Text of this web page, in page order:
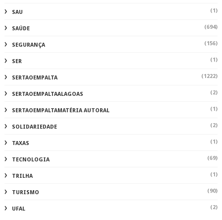
SAU (1)
SAÚDE (694)
SEGURANÇA (156)
SER (1)
SERTAOEMPALTA (1222)
SERTAOEMPALTAALAGOAS (2)
SERTAOEMPALTAMATÉRIA AUTORAL (1)
SOLIDARIEDADE (2)
TAXAS (1)
TECNOLOGIA (69)
TRILHA (1)
TURISMO (90)
UFAL (2)